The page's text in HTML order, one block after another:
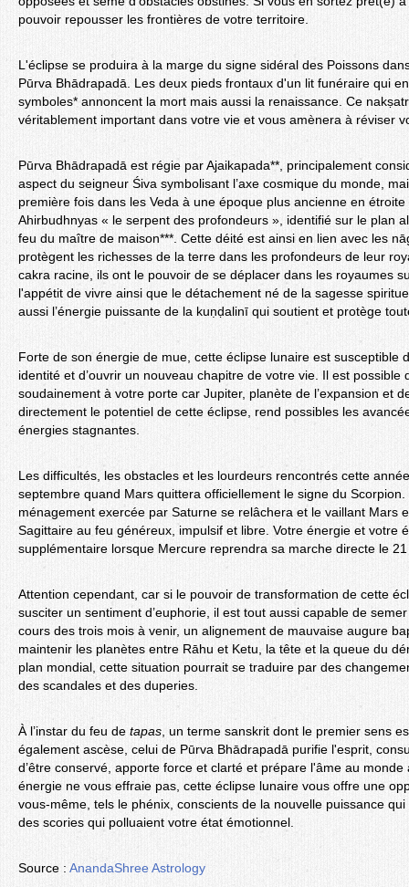
pouvoir repousser les frontières de votre territoire.
L'éclipse se produira à la marge du signe sidéral des Poissons
Pūrva Bhādrapadā. Les deux pieds frontaux d'un lit funéraire qui
symboles* annoncent la mort mais aussi la renaissance. Ce
véritablement important dans votre vie et vous amènera à réviser
Pūrva Bhādrapadā est régie par Ajaikapada**, principalement
aspect du seigneur Śiva symbolisant l’axe cosmique du monde,
première fois dans les Veda à une époque plus ancienne en
Ahirbudhnyas « le serpent des profondeurs », identifié sur le plan
feu du maître de maison***. Cette déité est ainsi en lien avec les
protègent les richesses de la terre dans les profondeurs de leur
cakra racine, ils ont le pouvoir de se déplacer dans les royaumes
l'appétit de vivre ainsi que le détachement né de la sagesse
aussi l’énergie puissante de la kuṇḍalinī qui soutient et protège
Forte de son énergie de mue, cette éclipse lunaire est susceptible
identité et d’ouvrir un nouveau chapitre de votre vie. Il est possible
soudainement à votre porte car Jupiter, planète de l’expansion et
directement le potentiel de cette éclipse, rend possibles les
énergies stagnantes.
Les difficultés, les obstacles et les lourdeurs rencontrés cette
septembre quand Mars quittera officiellement le signe du
ménagement exercée par Saturne se relâchera et le vaillant Mars
Sagittaire au feu généreux, impulsif et libre. Votre énergie et votre
supplémentaire lorsque Mercure reprendra sa marche directe le
Attention cependant, car si le pouvoir de transformation de cette
susciter un sentiment d’euphorie, il est tout aussi capable de
cours des trois mois à venir, un alignement de mauvaise augure
maintenir les planètes entre Rāhu et Ketu, la tête et la queue du
plan mondial, cette situation pourrait se traduire par des
des scandales et des duperies.
À l’instar du feu de tapas , un terme sanskrit dont le premier sens
également ascèse, celui de Pūrva Bhādrapadā purifie l'esprit,
d’être conservé, apporte force et clarté et prépare l'âme au monde
énergie ne vous effraie pas, cette éclipse lunaire vous offre une
vous-même, tels le phénix, conscients de la nouvelle puissance
des scories qui polluaient votre état émotionnel.
Source : AnandaShree Astrology